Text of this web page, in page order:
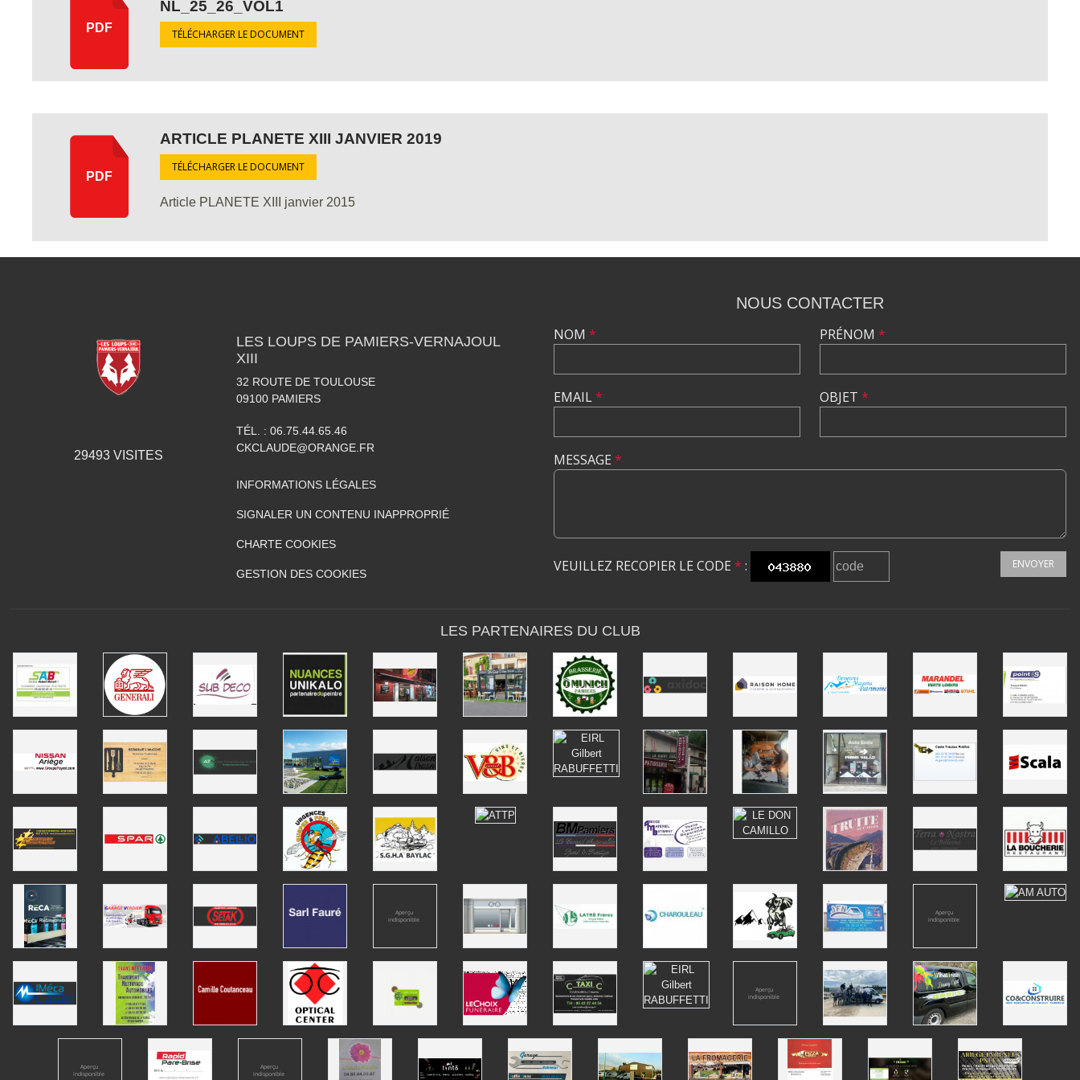
PDF
NL_25_26_VOL1
TÉLÉCHARGER LE DOCUMENT
PDF
ARTICLE PLANETE XIII JANVIER 2019
TÉLÉCHARGER LE DOCUMENT
Article PLANETE XIII janvier 2015
29493VISITES
LES LOUPS DE PAMIERS-VERNAJOUL
XIII
32 ROUTE DE TOULOUSE
09100 PAMIERS
TÉL. : 06.75.44.65.46
CKCLAUDE@ORANGE.FR
INFORMATIONS LÉGALES
SIGNALER UN CONTENU INAPPROPRIÉ
CHARTE COOKIES
GESTION DES COOKIES
NOUS CONTACTER
NOM *
EMAIL*
PRÉNOM *
OBJET *
MESSAGE *
VEUILLEZ RECOPIER LE CODE * : ENVOYER
LES PARTENAIRES DU CLUB